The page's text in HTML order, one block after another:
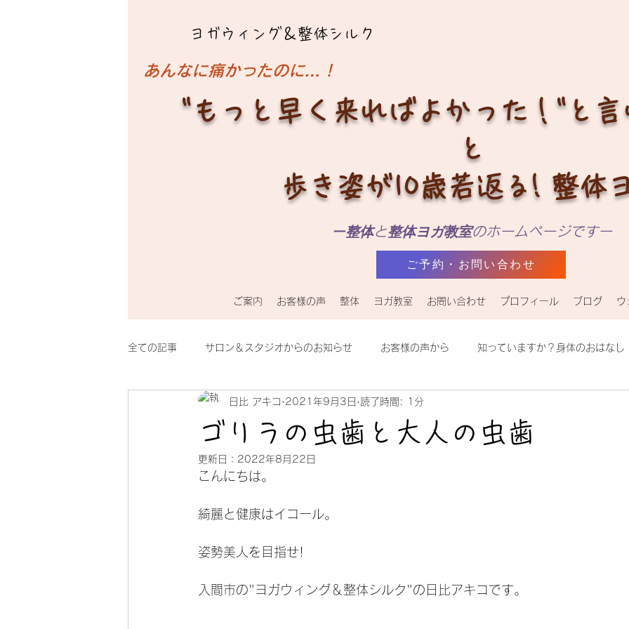
ヨガウィング＆整体シルク
​あんなに痛かったのに…！
"もっと早く来ればよかった！"と
と
歩き姿が10歳若返る! 整体
ー整体と整体ヨガ教室のホームページですー
ご予約・お問い合わせ
ご案内 お客様の声 整体 ヨガ教室 お問い合わせ プロフィール ブログ ウ
全ての記事 サロン＆スタジオからのお知らせ お客様の声から 知っていますか？身体のおはなし
整体シルクのイチオシ おもしろ発見 整体ヨガってなに？
ゴリラの虫歯と大人の虫歯
日比 アキコ 2021年9月3日 読了時間: 1分
更新日： 2022年8月22日
こんにちは。
綺麗と健康はイコール。
姿勢美人を目指せ!
入間市の"ヨガウィング＆整体シルク"の日比アキコです。